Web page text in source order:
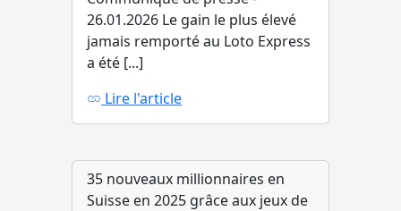
26.01.2026 Le gain le plus élevé
jamais remporté au Loto Express
a été [...]
Lire l'article
35 nouveaux millionnaires en
Suisse en 2025 grâce aux jeux de